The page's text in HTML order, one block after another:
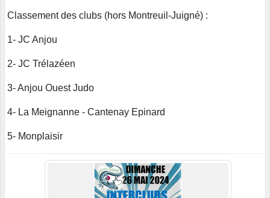
Classement des clubs (hors Montreuil-Juigné) :
1- JC Anjou
2- JC Trélazéen
3- Anjou Ouest Judo
4- La Meignanne - Cantenay Epinard
5- Monplaisir